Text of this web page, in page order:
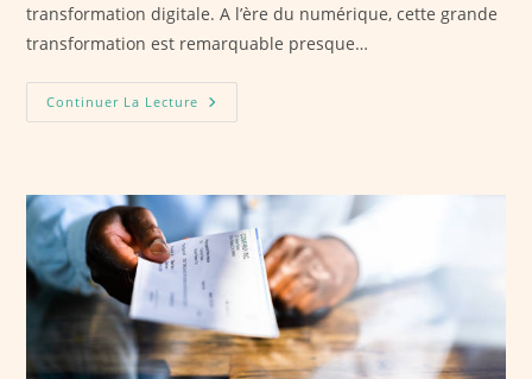
transformation digitale. A l’ère du numérique, cette grande
transformation est remarquable presque…
Continuer La Lecture Sigma,
Un
Des
Besoins
Numériques
De
Votre
Entreprise